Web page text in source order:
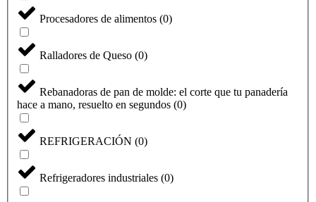
Procesadores de alimentos (0)
Ralladores de Queso (0)
Rebanadoras de pan de molde: el corte que tu panadería
hace a mano, resuelto en segundos (0)
REFRIGERACIÓN (0)
Refrigeradores industriales (0)
¿Cómo calificarías tu experiencia?
Seleccione
una
opción
de
a
5
No fue buena
Siguiente
Saltar